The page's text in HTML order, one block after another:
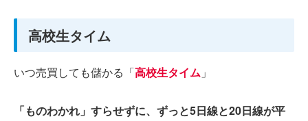
高校生タイム
いつ売買しても儲かる「高校生タイム 」
「ものわかれ」すらせずに、ずっと5日線と20日線が平